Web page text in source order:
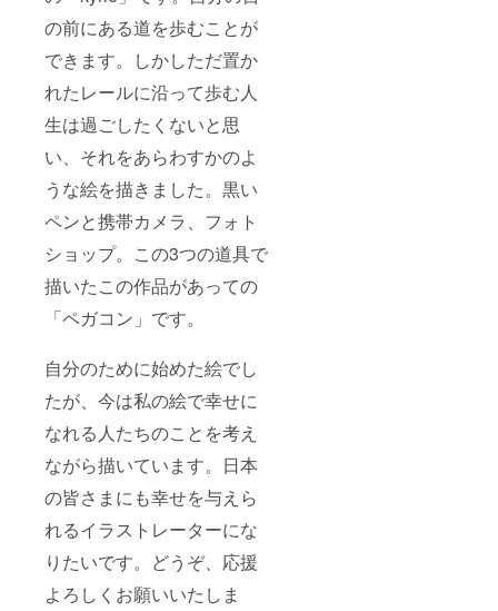
の前にある道を歩むことが
できます。しかしただ置か
れたレールに沿って歩む人
生は過ごしたくないと思
い、それをあらわすかのよ
うな絵を描きました。黒い
ペンと携帯カメラ、フォト
ショップ。この3つの道具で
描いたこの作品があっての
「ペガコン」です。
自分のために始めた絵でし
たが、今は私の絵で幸せに
なれる人たちのことを考え
ながら描いています。日本
の皆さまにも幸せを与えら
れるイラストレーターにな
りたいです。どうぞ、応援
よろしくお願いいたしま